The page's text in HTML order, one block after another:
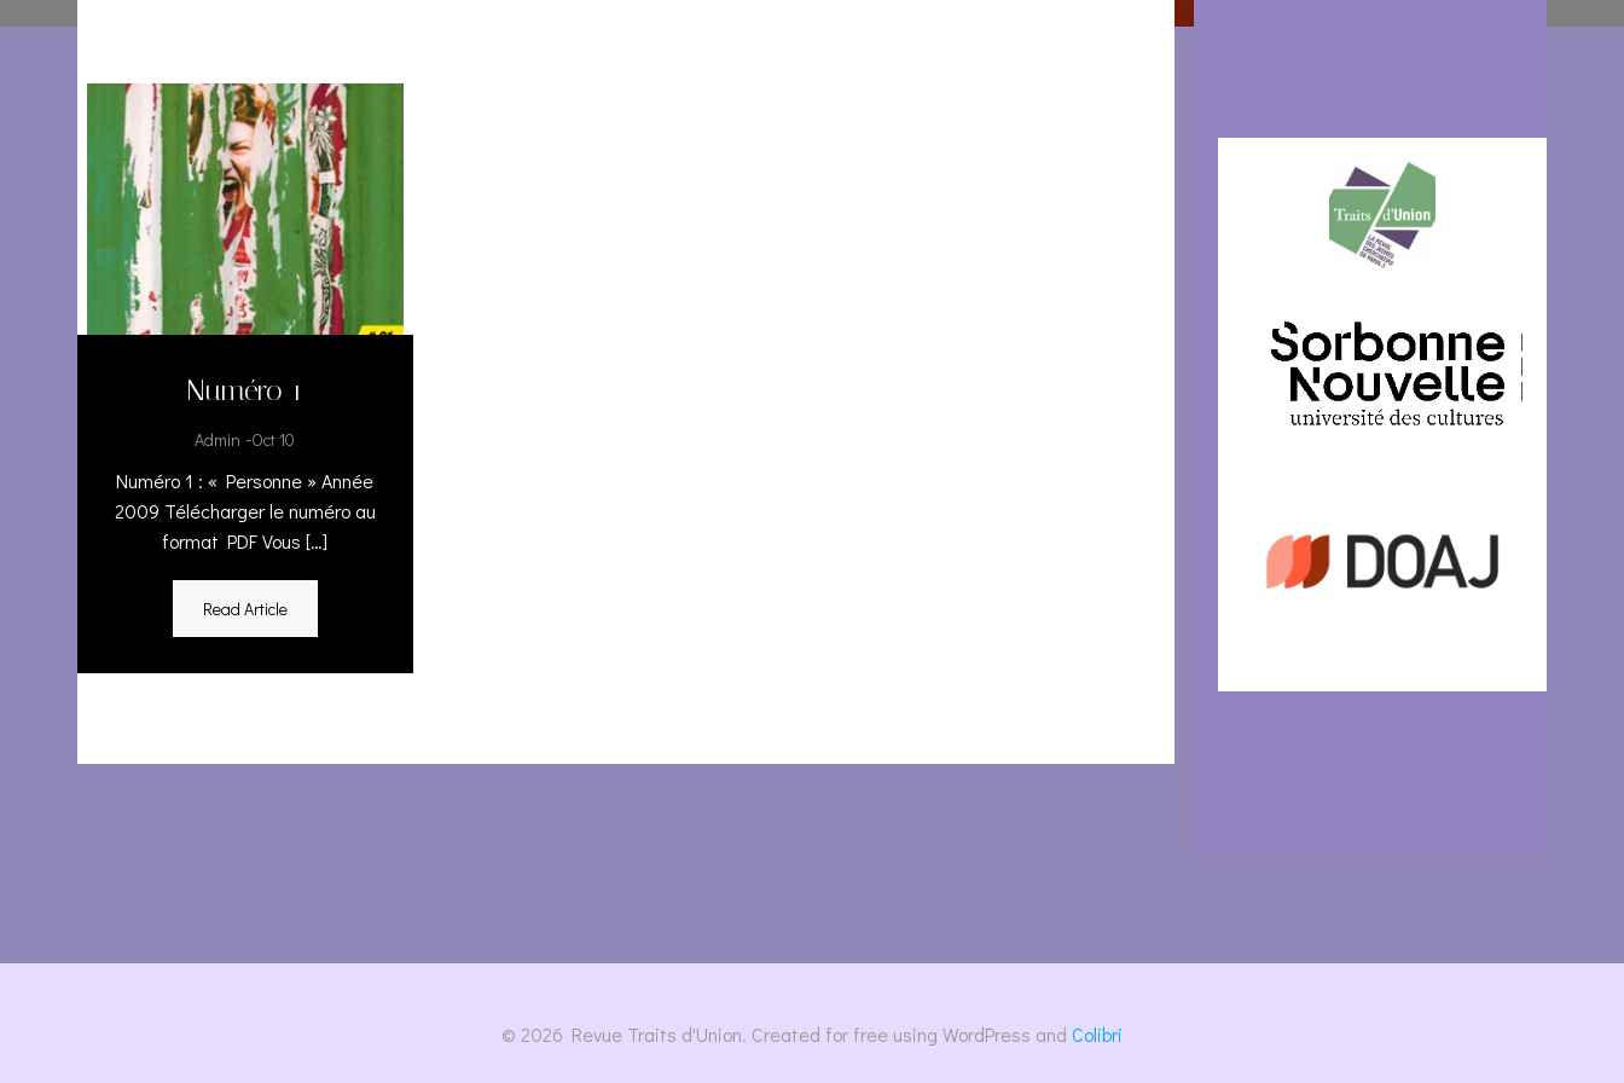
Numéro 1
Admin -Oct 10
Numéro 1 : « Personne » Année
2009 Télécharger le numéro au
format PDF Vous […]
Read Article
© 2026 Revue Traits d'Union. Created for free using WordPress and Colibri